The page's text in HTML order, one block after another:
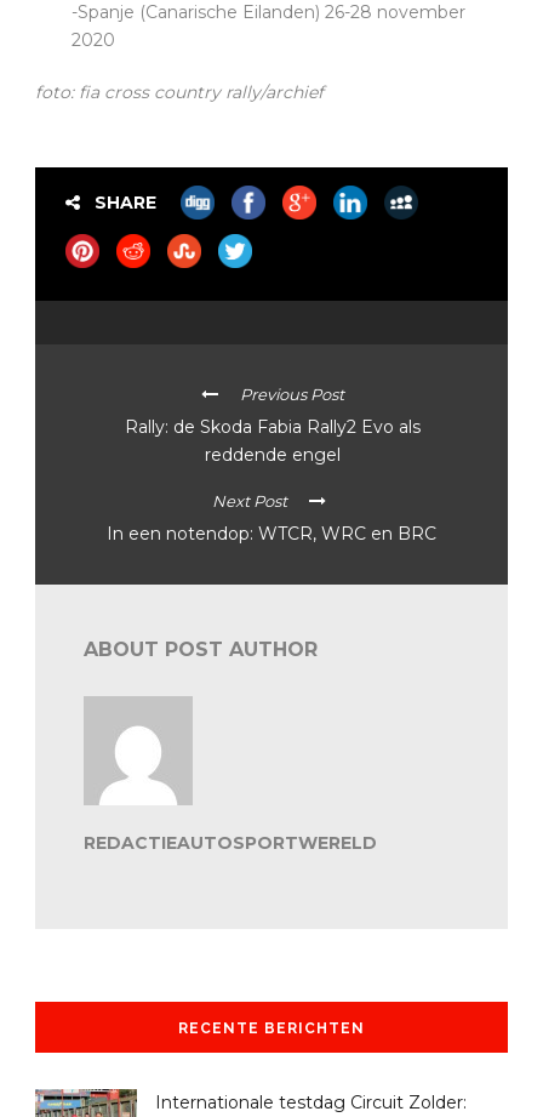
-Spanje (Canarische Eilanden) 26-28 november
2020
foto: fia cross country rally/archief
SHARE
Previous Post
Rally: de Skoda Fabia Rally2 Evo als
reddende engel
Next Post
In een notendop: WTCR, WRC en BRC
ABOUT POST AUTHOR
REDACTIEAUTOSPORTWERELD
RECENTE BERICHTEN
Internationale testdag Circuit Zolder: